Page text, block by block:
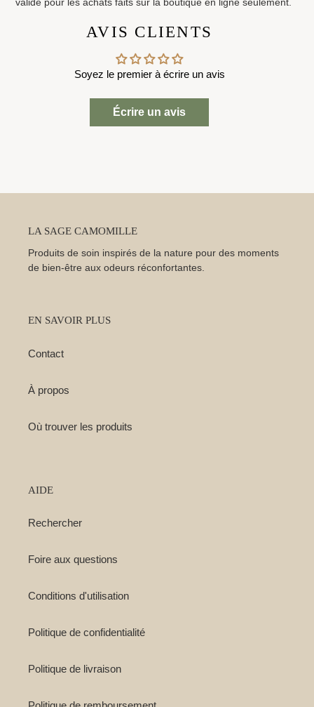
AVIS CLIENTS
Soyez le premier à écrire un avis
Écrire un avis
LA SAGE CAMOMILLE
Produits de soin inspirés de la nature pour des moments
de bien-être aux odeurs réconfortantes.
EN SAVOIR PLUS
Contact
À propos
Où trouver les produits
AIDE
Rechercher
Foire aux questions
Conditions d'utilisation
Politique de confidentialité
Politique de livraison